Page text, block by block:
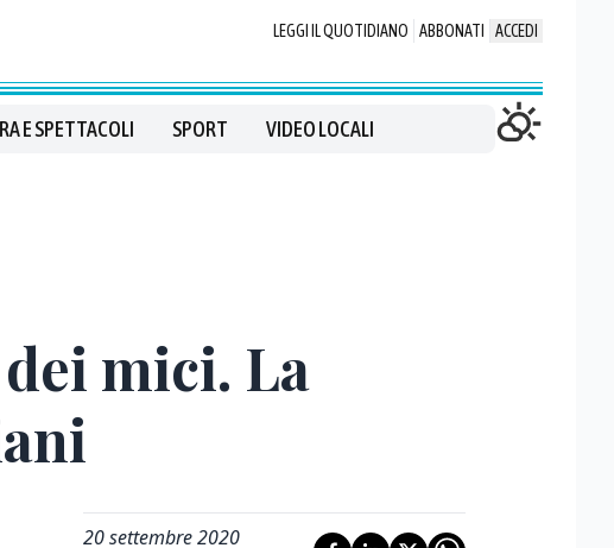
LEGGI IL QUOTIDIANO ABBONATI ACCEDI
E SPETTACOLI SPORT VIDEO LOCALI
mici. La
20 settembre 2020